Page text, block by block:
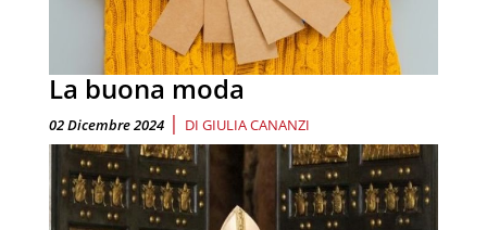
La buona moda
02 Dicembre 2024 | DI GIULIA CANANZI